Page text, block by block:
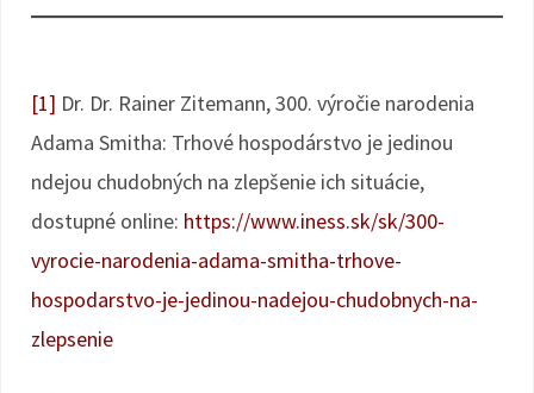
[1] Dr. Dr. Rainer Zitemann, 300. výročie narodenia
Adama Smitha: Trhové hospodárstvo je jedinou
ndejou chudobných na zlepšenie ich situácie,
dostupné online: https://www.iness.sk/sk/300-
vyrocie-narodenia-adama-smitha-trhove-
hospodarstvo-je-jedinou-nadejou-chudobnych-na-
zlepsenie